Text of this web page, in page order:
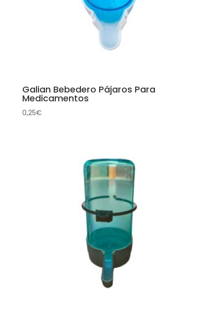
Galian Bebedero Pájaros Para
Medicamentos
0,25€